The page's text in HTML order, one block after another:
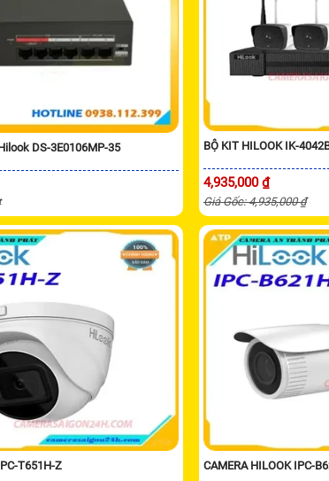
DS-3E0106MP-35 BỘ KIT HILOOK IK-
4,935,000 ₫
Giá Gốc: 4,935,000 ₫
T651H-Z CAMERA HILOOK IPC-